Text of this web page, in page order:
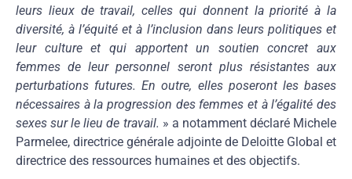
leurs lieux de travail, celles qui donnent la priorité à la
diversité, à l’équité et à l’inclusion dans leurs politiques et
leur culture et qui apportent un soutien concret aux
femmes de leur personnel seront plus résistantes aux
perturbations futures. En outre, elles poseront les bases
nécessaires à la progression des femmes et à l’égalité des
sexes sur le lieu de travail. » a notamment déclaré Michele
Parmelee, directrice générale adjointe de Deloitte Global et
directrice des ressources humaines et des objectifs.